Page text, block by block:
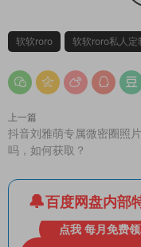
软软roro 软软roro私人定
上一篇
抖音刘雅萌专属微密圈照
吗，如何获取？
百度网盘内部
点我 每月免费